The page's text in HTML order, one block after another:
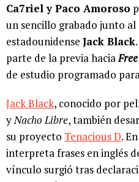
Ca7riel y Paco Amoroso
un sencillo grabado junto
estadounidense Jack Black
parte de la previa hacia
de estudio programado
Jack Black, conocido por
yNacho Libre, también
su proyecto Tenacious D.
interpreta frases en inglés
vínculo surgió tras